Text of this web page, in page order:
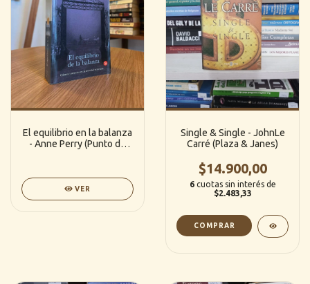
El equilibrio en la balanza
- Anne Perry (Punto de
VER
Single & Single - JohnLe
Carré (Plaza & Janes)
$14.900,00
6 cuotas sin interés de
$2.483,33